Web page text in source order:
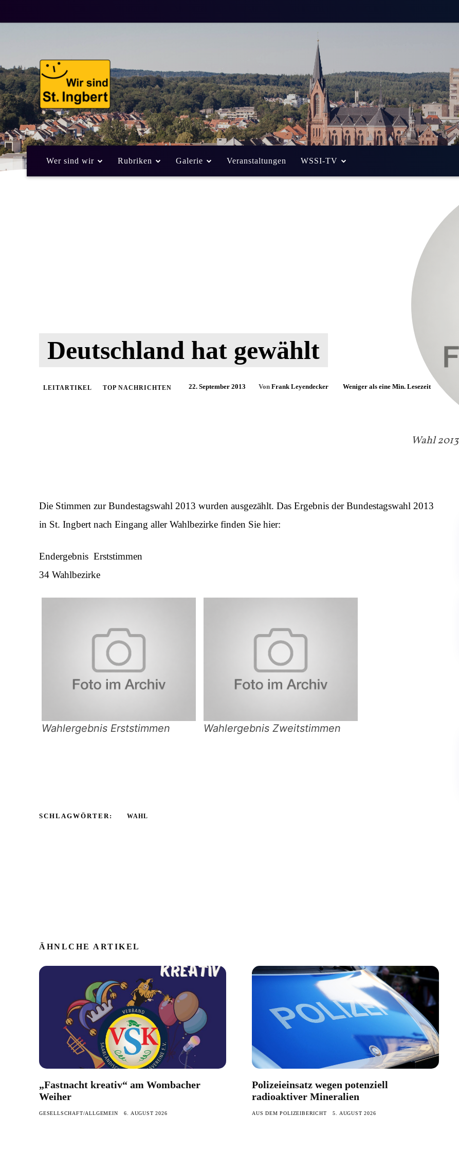
Wer sind wir Rubriken Galerie Veranstaltungen WSSI-TV
Wahl 2013
Deutschland hat gewählt
LEITARTIKEL TOP NACHRICHTEN 22. September 2013 Von Frank Leyendecker Weniger als eine Min. Lesezeit
Die Stimmen zur Bundestagswahl 2013 wurden ausgezählt. Das Ergebnis der Bundestagswahl 2013
in St. Ingbert nach Eingang aller Wahlbezirke finden Sie hier:
Endergebnis Erststimmen
34 Wahlbezirke
Wahlergebnis Erststimmen Wahlergebnis Zweitstimmen
SCHLAGWÖRTER: WAHL
ÄHNLCHE ARTIKEL
„Fastnacht kreativ“ am Wombacher
Weiher
GESELLSCHAFT/ALLGEMEIN 6. AUGUST 2026
Polizeieinsatz wegen potenziell
radioaktiver Mineralien
AUS DEM POLIZEIBERICHT 5. AUGUST 2026